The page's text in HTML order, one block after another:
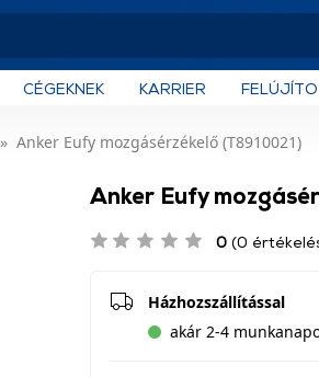
CÉGEKNEK KARRIER
Anker Eufy mozgásérzékelő (T8910021)
Anker Eufy
0 (0
Házhozszállítással
akár 2-4